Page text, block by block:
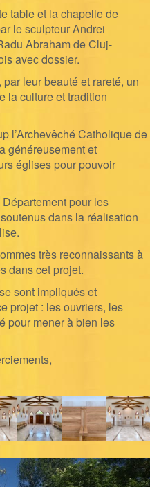
table et la chapelle de
le sculpteur Andrei
Abraham de Cluj-
avec dossier.
leur beauté et rareté, un
la culture et tradition
Catholique de
généreusement et
églises pour pouvoir
Département pour les
dans la réalisation
très reconnaissants à
dans cet projet.
sont impliqués et
projet : les ouvriers, les
pour mener à bien les